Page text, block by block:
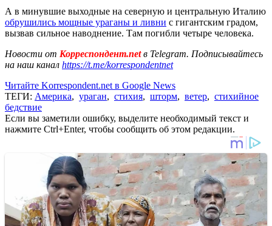
А в минувшие выходные на северную и центральную Италию
обрушились мощные ураганы и ливни с гигантским градом,
вызвав сильное наводнение. Там погибли четыре человека.
Новости от Корреспондент.netв Telegram. Подписывайтесь
на наш канал https://t.me/korrespondentnet
Читайте Korrespondent.net в Google News
ТЕГИ: Америка, ураган, стихия, шторм, ветер, стихийное
бедствие
Если вы заметили ошибку, выделите необходимый текст и
нажмите Ctrl+Enter, чтобы сообщить об этом редакции.